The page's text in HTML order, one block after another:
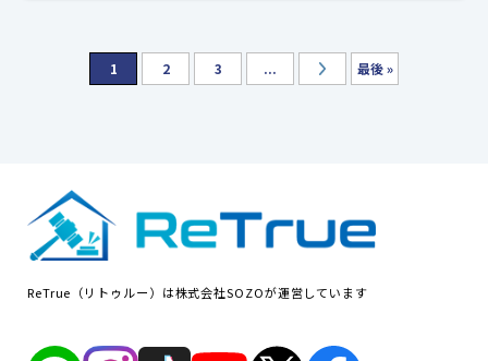
1 2 3 ... 最後 »
ReTrue（リトゥルー）は株式会社SOZOが運営しています